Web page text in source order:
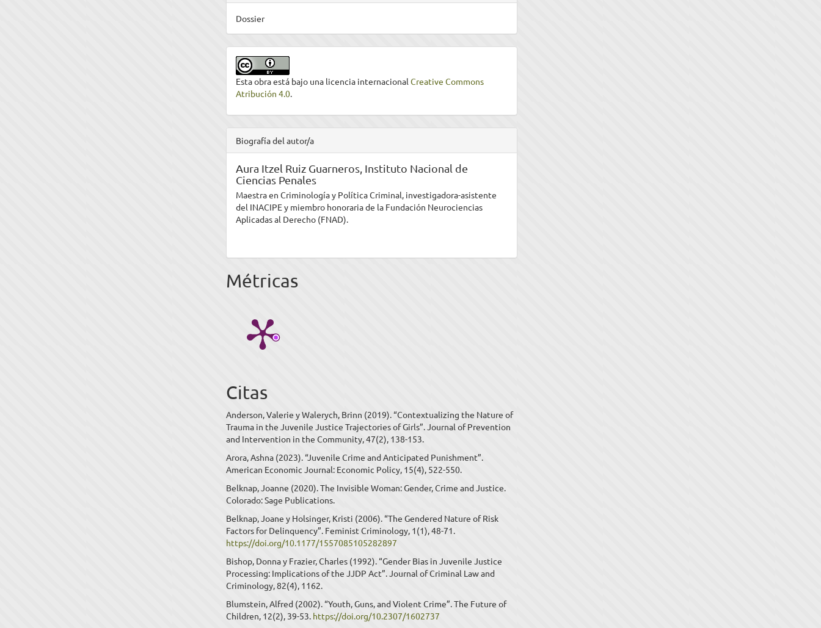
Dossier
Esta obra está bajo una licencia internacionalCreative Commons
Atribución 4.0.
Biografía del autor/a
Aura Itzel Ruiz Guarneros, Instituto Nacional de
Ciencias Penales
Maestra en Criminología y Política Criminal, investigadora-asistente
del INACIPE y miembro honoraria de la Fundación Neurociencias
Aplicadas al Derecho (FNAD).
Métricas
Citas
Anderson, Valerie y Walerych, Brinn (2019). “Contextualizing the Nature of
Trauma in the Juvenile Justice Trajectories of Girls”. Journal of Prevention
and Intervention in the Community, 47(2), 138-153.
Arora, Ashna (2023). “Juvenile Crime and Anticipated Punishment”.
American Economic Journal: Economic Policy, 15(4), 522-550.
Belknap, Joanne (2020). The Invisible Woman: Gender, Crime and Justice.
Colorado: Sage Publications.
Belknap, Joane y Holsinger, Kristi (2006). “The Gendered Nature of Risk
Factors for Delinquency”. Feminist Criminology, 1(1), 48-71.
https://doi.org/10.1177/1557085105282897
Bishop, Donna y Frazier, Charles (1992). “Gender Bias in Juvenile Justice
Processing: Implications of the JJDP Act”. Journal of Criminal Law and
Criminology, 82(4), 1162.
Blumstein, Alfred (2002). “Youth, Guns, and Violent Crime”. The Future of
Children, 12(2), 39-53. https://doi.org/10.2307/1602737